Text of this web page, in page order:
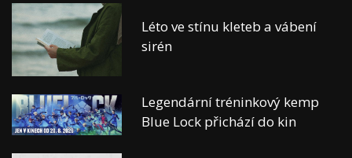
Léto ve stínu kleteb a vábení
sirén
Legendární tréninkový kemp
Blue Lock přichází do kin